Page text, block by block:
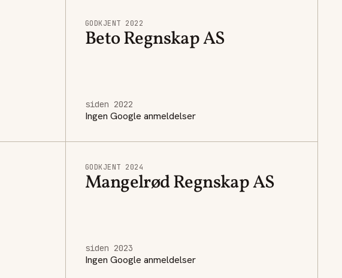
GODKJENT 2022
Beto Regnskap AS
siden 2022
Ingen Google anmeldelser
GODKJENT 2024
Mangelrød Regnskap AS
siden 2023
Ingen Google anmeldelser